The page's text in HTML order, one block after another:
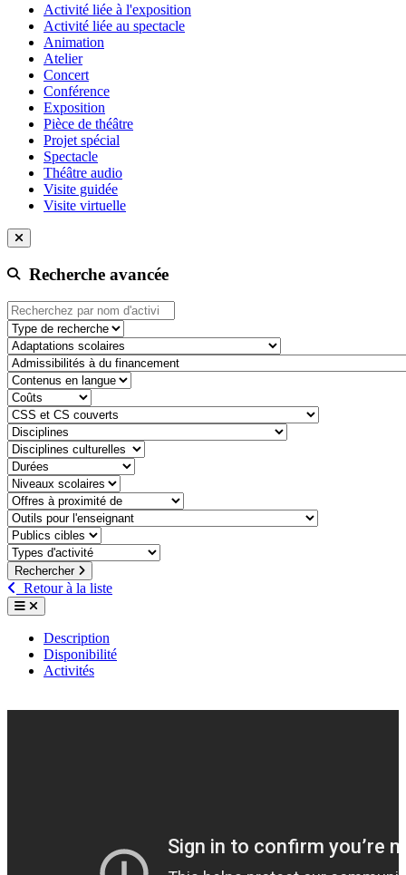
Activité liée à l'exposition
Activité liée au spectacle
Animation
Atelier
Concert
Conférence
Exposition
Pièce de théâtre
Projet spécial
Spectacle
Théâtre audio
Visite guidée
Visite virtuelle
Recherche avancée
Type de recherche
adaptation-scolaire
admissibilite-a-du-financement
contenu-en-langue
cout
css-et-cs-couvert
discipline
discipline-culturelle
duree
niveaux-scolaires
offre-a-proximite-de
outil-pour-lenseignant
public-cible
type-dactivite
Rechercher
Retour à la liste
Description
Disponibilité
Activités